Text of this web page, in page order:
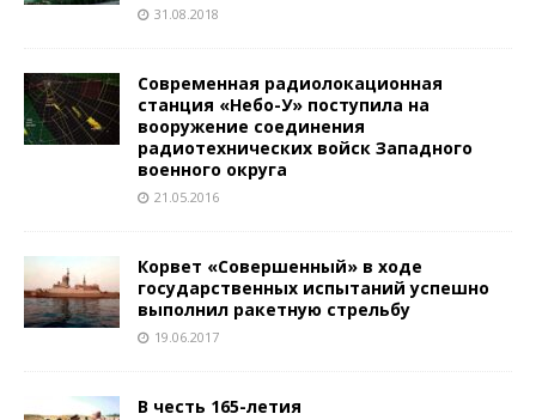
31.08.2018
Современная радиолокационная
станция «Небо-У» поступила на
вооружение соединения
радиотехнических войск Западного
военного округа
21.05.2016
Корвет «Совершенный» в ходе
государственных испытаний успешно
выполнил ракетную стрельбу
19.06.2017
В честь 165-летия